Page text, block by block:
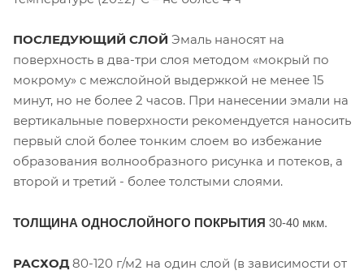
ПОСЛЕДУЮЩИЙ СЛОЙ Эмаль наносят на
поверхность в два-три слоя методом «мокрый по
мокрому» с межслойной выдержкой не менее 15
минут, но не более 2 часов. При нанесении эмали на
вертикальные поверхности рекомендуется наносить
первый слой более тонким слоем во избежание
образования волнообразного рисунка и потеков, а
второй и третий - более толстыми слоями.
ТОЛЩИНА ОДНОСЛОЙНОГО ПОКРЫТИЯ 30-40 мкм.
РАСХОД80-120 г/м2 на один слой (в зависимости от